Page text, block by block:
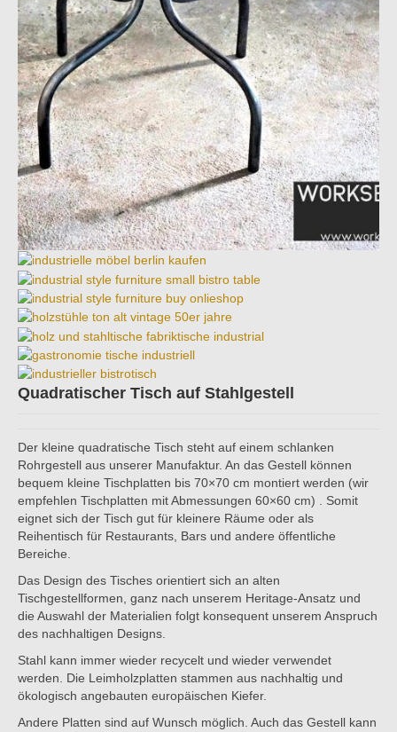
Quadratischer Tisch auf Stahlgestell
Der kleine quadratische Tisch steht auf einem schlanken
Rohrgestell aus unserer Manufaktur. An das Gestell können
bequem kleine Tischplatten bis 70×70 cm montiert werden (wir
empfehlen Tischplatten mit Abmessungen 60×60 cm) . Somit
eignet sich der Tisch gut für kleinere Räume oder als
Reihentisch für Restaurants, Bars und andere öffentliche
Bereiche.
Das Design des Tisches orientiert sich an alten
Tischgestellformen, ganz nach unserem Heritage-Ansatz und
die Auswahl der Materialien folgt konsequent unserem Anspruch
des nachhaltigen Designs.
Stahl kann immer wieder recycelt und wieder verwendet
werden. Die Leimholzplatten stammen aus nachhaltig und
ökologisch angebauten europäischen Kiefer.
Andere Platten sind auf Wunsch möglich. Auch das Gestell kann